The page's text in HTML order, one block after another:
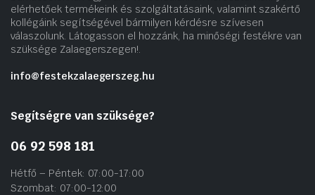
elérhetőek termékeink és szolgáltatásaink, valamint szakértő
kollégáink segítségével bármilyen kérdésre szívesen
válaszolunk. Látogasson el hozzánk, ha minőségi festékre van
szüksége Zalaegerszegen!.
info@festekzalaegerszeg.hu
Segítségre van szüksége?
06 92 598 181
Hétfő – Péntek: 07:00-17:00
Szombat: 07:00-12:00